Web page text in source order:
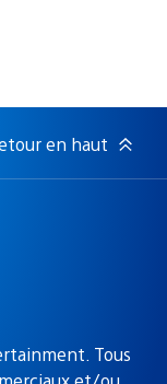
en haut
Tous